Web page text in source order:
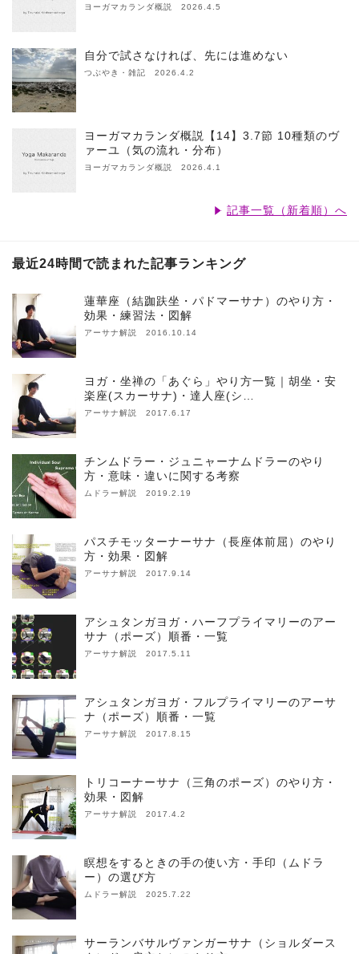
ヨーガマカランダ概説 2026.4.5
自分で試さなければ、先には進めない
つぶやき・雑記 2026.4.2
ヨーガマカランダ概説【14】3.7節 10種類のヴ
ァーユ（気の流れ・分布）
ヨーガマカランダ概説 2026.4.1
記事一覧（新着順）へ
最近24時間で読まれた記事ランキング
蓮華座（結跏趺坐・パドマーサナ）のやり方・
効果・練習法・図解
アーサナ解説 2016.10.14
ヨガ・坐禅の「あぐら」やり方一覧｜胡坐・安
楽座(スカーサナ)・達人座(シ…
アーサナ解説 2017.6.17
チンムドラー・ジュニャーナムドラーのやり
方・意味・違いに関する考察
ムドラー解説 2019.2.19
パスチモッターナーサナ（長座体前屈）のやり
方・効果・図解
アーサナ解説 2017.9.14
アシュタンガヨガ・ハーフプライマリーのアー
サナ（ポーズ）順番・一覧
アーサナ解説 2017.5.11
アシュタンガヨガ・フルプライマリーのアーサ
ナ（ポーズ）順番・一覧
アーサナ解説 2017.8.15
トリコーナーサナ（三角のポーズ）のやり方・
効果・図解
アーサナ解説 2017.4.2
瞑想をするときの手の使い方・手印（ムドラ
ー）の選び方
ムドラー解説 2025.7.22
サーランバサルヴァンガーサナ（ショルダース